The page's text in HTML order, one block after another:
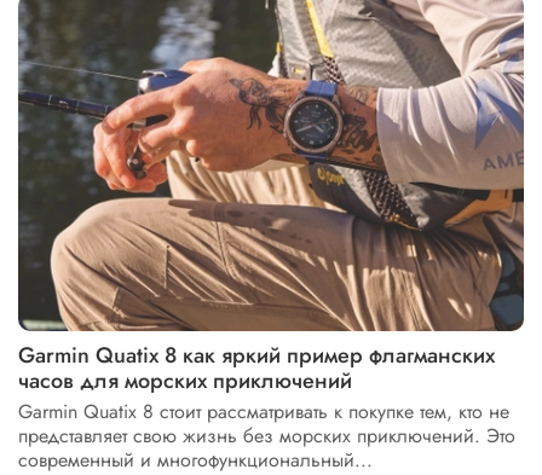
Garmin Quatix 8 как яркий пример флагманских
часов для морских приключений
Garmin Quatix 8 стоит рассматривать к покупке тем, кто не
представляет свою жизнь без морских приключений. Это
современный и многофункциональный...